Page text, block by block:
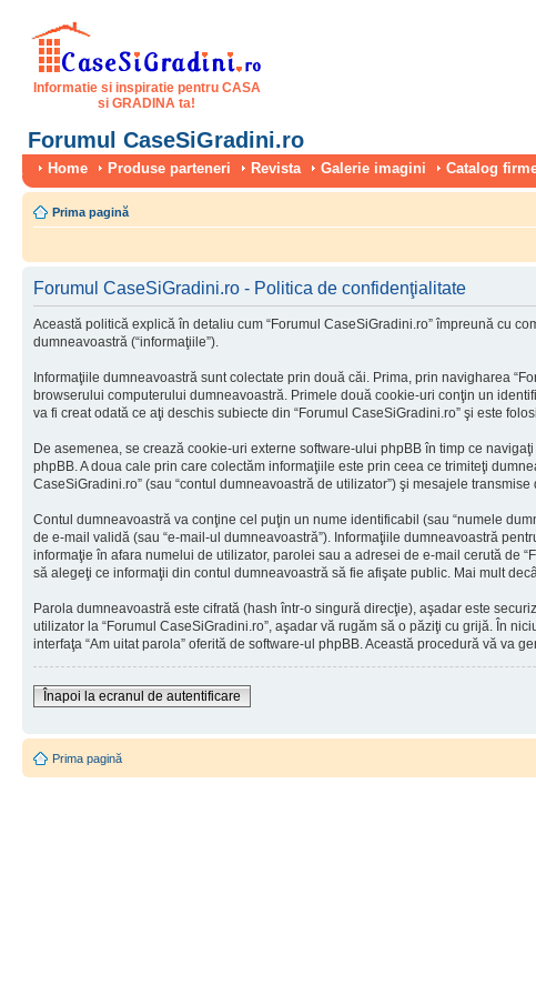
Informatie si inspiratie pentru CASA
si GRADINA ta!
Forumul CaseSiGradini.ro
Home Produse parteneri Revista Galerie imagini Catalog
Prima pagină
Forumul CaseSiGradini.ro - Politica de confidenţialitate
Această politică explică în detaliu cum “Forumul CaseSiGradini.ro” împreună cu
dumneavoastră (“informaţiile”).
Informaţiile dumneavoastră sunt colectate prin două căi. Prima, prin navigharea
browserului computerului dumneavoastră. Primele două cookie-uri conţin un
va fi creat odată ce aţi deschis subiecte din “Forumul CaseSiGradini.ro” şi este
De asemenea, se crează cookie-uri externe software-ului phpBB în timp ce
phpBB. A doua cale prin care colectăm informaţiile este prin ceea ce trimiteţi
CaseSiGradini.ro” (sau “contul dumneavoastră de utilizator”) şi mesajele
Contul dumneavoastră va conţine cel puţin un nume identificabil (sau “numele
de e-mail validă (sau “e-mail-ul dumneavoastră”). Informaţiile dumneavoastră
informaţie în afara numelui de utilizator, parolei sau a adresei de e-mail cerută de
să alegeţi ce informaţii din contul dumneavoastră să fie afişate public. Mai mult
Parola dumneavoastră este cifrată (hash într-o singură direcţie), aşadar este
utilizator la “Forumul CaseSiGradini.ro”, aşadar vă rugăm să o păziţi cu grijă. În
interfaţa “Am uitat parola” oferită de software-ul phpBB. Această procedură vă va
Înapoi la ecranul de autentificare
Prima pagină